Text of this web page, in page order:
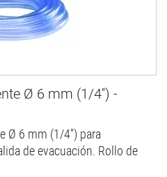
Ø 6 mm (1/4'') -
Ø 6 mm (1/4'') para
de evacuación. Rollo de